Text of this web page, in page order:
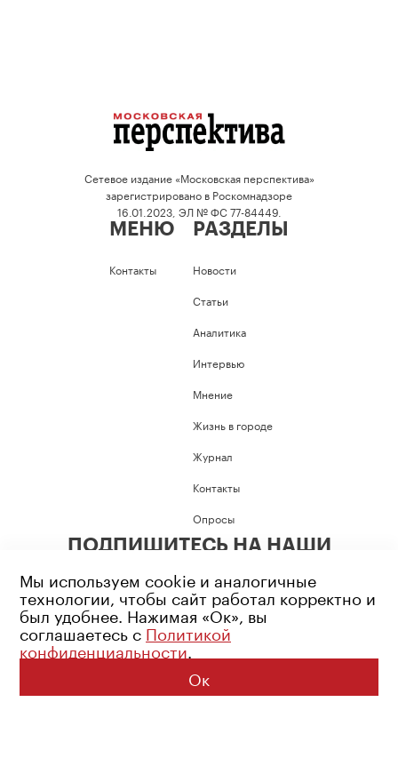
Сетевое издание «Московская перспектива»
зарегистрировано в Роскомнадзоре
16.01.2023, ЭЛ № ФС 77-84449.
МЕНЮ
Контакты
РАЗДЕЛЫ
Новости
Статьи
Аналитика
Интервью
Мнение
Жизнь в городе
Журнал
Контакты
Опросы
ПОДПИШИТЕСЬ НА НАШИ
Возрастное ограничение: 16+
Политика конфиденциальности
© 2026 Все права защищены
Мы используем cookie и аналогичные
технологии, чтобы сайт работал корректно и
был удобнее. Нажимая «Ок», вы
соглашаетесь с Политикой
конфиденциальности.
Ок